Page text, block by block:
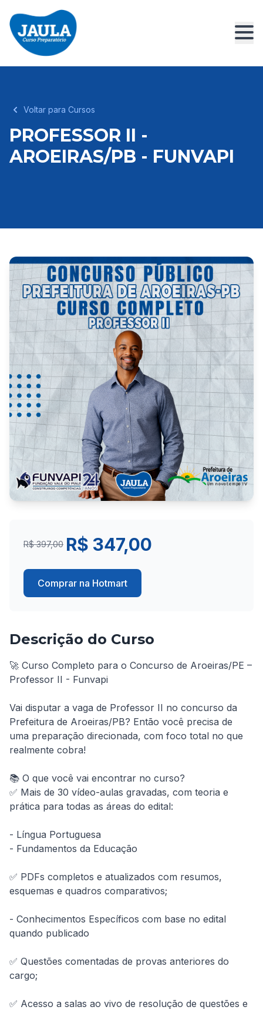
Voltar para Cursos
PROFESSOR II -
AROEIRAS/PB - FUNVAPI
R$ 397,00 R$ 347,00
Comprar na Hotmart
Descrição do Curso
🚀 Curso Completo para o Concurso de Aroeiras/PE –
Professor II - Funvapi
Vai disputar a vaga de Professor II no concurso da
Prefeitura de Aroeiras/PB? Então você precisa de
uma preparação direcionada, com foco total no que
realmente cobra!
📚 O que você vai encontrar no curso?
✅ Mais de 30 vídeo-aulas gravadas, com teoria e
prática para todas as áreas do edital:
- Língua Portuguesa
- Fundamentos da Educação
✅ PDFs completos e atualizados com resumos,
esquemas e quadros comparativos;
- Conhecimentos Específicos com base no edital
quando publicado
✅ Questões comentadas de provas anteriores do
cargo;
✅ Acesso a salas ao vivo de resolução de questões e